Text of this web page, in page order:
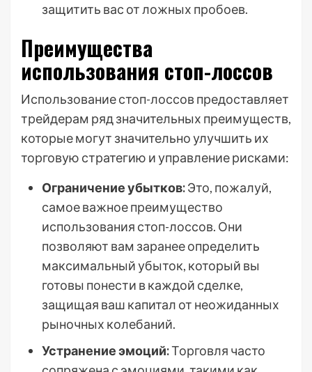
защитить вас от ложных пробоев.
Преимущества
использования стоп-лоссов
Использование стоп-лоссов предоставляет
трейдерам ряд значительных преимуществ,
которые могут значительно улучшить их
торговую стратегию и управление рисками:
Ограничение убытков:Это, пожалуй,
самое важное преимущество
использования стоп-лоссов. Они
позволяют вам заранее определить
максимальный убыток, который вы
готовы понести в каждой сделке,
защищая ваш капитал от неожиданных
рыночных колебаний.
Устранение эмоций:Торговля часто